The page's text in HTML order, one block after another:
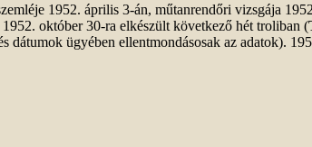
1952. április 3-án, műtanrendőri vizsgája
október 30-ra elkészült következő hét troliban (
dátumok ügyében ellentmondásosak az adatok).